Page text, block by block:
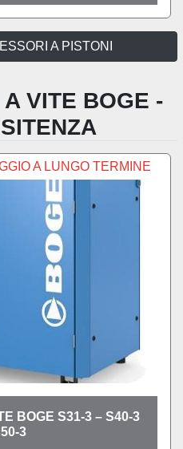
A PISTONI
VITE BOGE -
A LUNGO TERMINE
BOGE S31-3 – S40-3
3